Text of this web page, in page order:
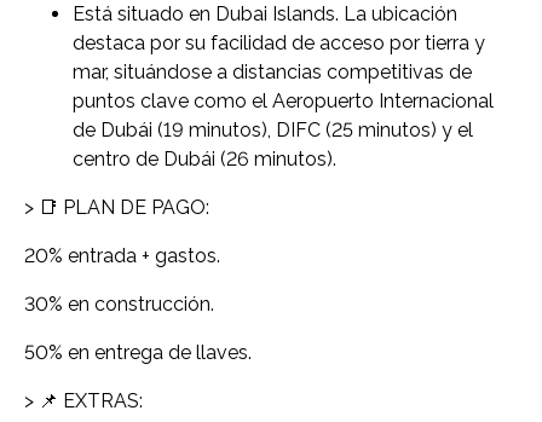
Está situado en Dubai Islands. La ubicación
destaca por su facilidad de acceso por tierra y
mar, situándose a distancias competitivas de
puntos clave como el Aeropuerto Internacional
de Dubái (19 minutos), DIFC (25 minutos) y el
centro de Dubái (26 minutos).
> 📑 PLAN DE PAGO:
20% entrada + gastos.
30% en construcción.
50% en entrega de llaves.
> 📌 EXTRAS: